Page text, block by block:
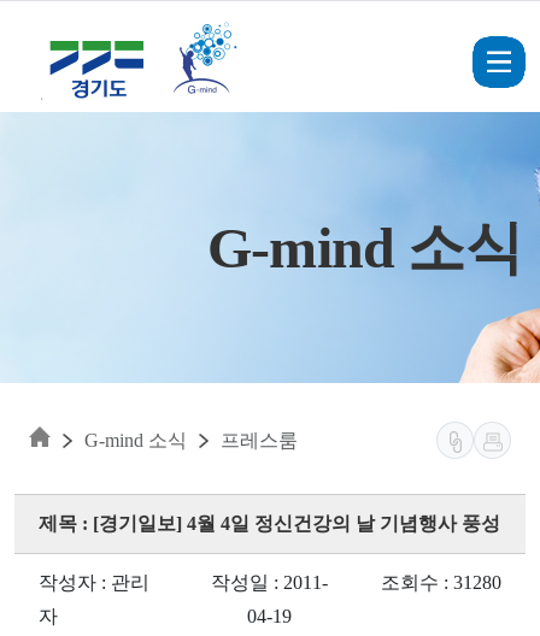
G-mind 소식
G-mind 소식 프레스룸
제목 : [경기일보] 4월 4일 정신건강의 날 기념행사 풍성
작성자 : 관리
자
작성일 : 2011-
04-19
조회수 : 31280